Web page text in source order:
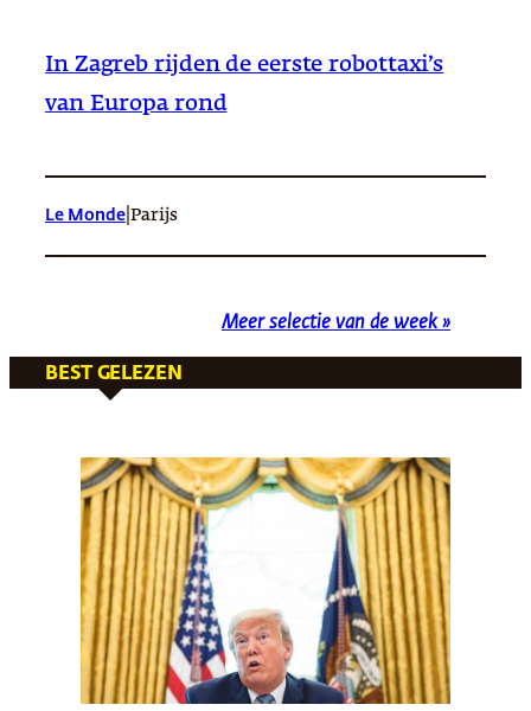
In Zagreb rijden de eerste robottaxi’s
van Europa rond
Le Monde Parijs
Meer selectie van de week »
BEST GELEZEN